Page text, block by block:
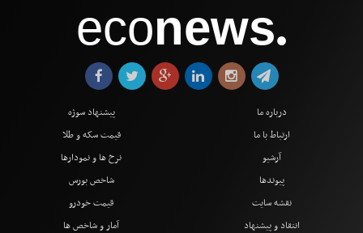
econews●
درباره ما
ارتباط با ما
آرشیو
پیوندها
نقشه سایت
انتقاد و پیشنهاد
پیشنهاد سوژه
قیمت سکه و طلا
نرخ ها و نمودارها
شاخص بورس
قیمت خودرو
آمار و شاخص ها